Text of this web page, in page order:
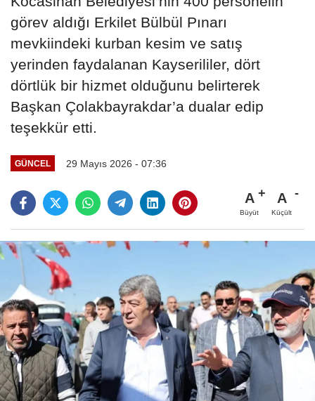
görev aldığı Erkilet Bülbül Pınarı
mevkiindeki kurban kesim ve satış
yerinden faydalanan Kayserililer, dört
dörtlük bir hizmet olduğunu belirterek
Başkan Çolakbayrakdar’a dualar edip
teşekkür etti.
GÜNCEL 29 Mayıs 2026 - 07:36
A
Büyüt
A
Küçült